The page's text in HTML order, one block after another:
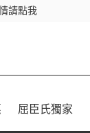
請點我
回饋$350
屈臣氏獨家